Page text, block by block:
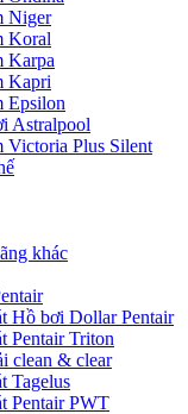
Niger
Koral
Karpa
Kapri
Epsilon
Astralpool
Victoria Plus Silent
khác
Hồ bơi Dollar Pentair
Pentair Triton
clean & clear
Tagelus
Pentair PWT